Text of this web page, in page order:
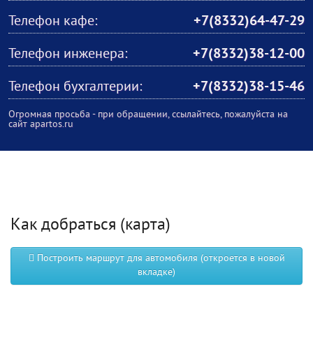
Телефон кафе:
+7(8332)64-47-29
Телефон инженера:
+7(8332)38-12-00
Телефон бухгалтерии:
+7(8332)38-15-46
Огромная просьба - при обращении, ссылайтесь, пожалуйста на
сайт apartos.ru
Как добраться (карта)
Построить маршрут для автомобиля (откроется в новой
вкладке)